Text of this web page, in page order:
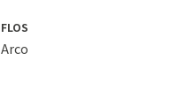
FLOS
Arco